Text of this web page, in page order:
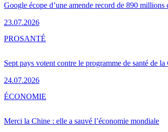
Google écope d’une amende record de 890 millions
23.07.2026
Sept pays votent contre le programme de santé de la
24.07.2026
PROSANTÉ
Merci la Chine : elle a sauvé l’économie mondiale
ÉCONOMIE